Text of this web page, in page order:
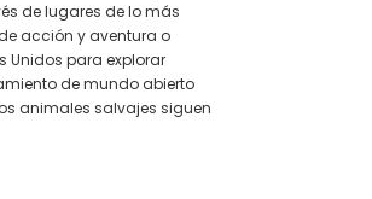
de lugares de lo más
acción y aventura o
Unidos para explorar
de mundo abierto
animales salvajes siguen